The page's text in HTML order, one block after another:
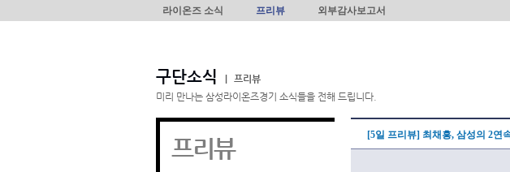
라이온즈 소식 프리뷰 외부감사보고서
구단소식
프리뷰
미리 만나는 삼성라이온즈경기 소식들을 전해 드립니다.
프리뷰 [5일 프리뷰] 최채흥, 삼성의 2연